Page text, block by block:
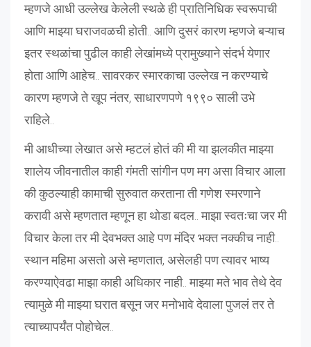
म्हणजे आधी उल्लेख केलेली स्थळे ही प्रातिनिधिक स्वरूपाची
आणि माझ्या घराजवळची होती.. आणि दुसरं कारण म्हणजे बऱ्याच
इतर स्थळांचा पुढील काही लेखांमध्ये प्रामुख्याने संदर्भ येणार
होता आणि आहेच.. सावरकर स्मारकाचा उल्लेख न करण्याचे
कारण म्हणजे ते खूप नंतर, साधारणपणे १९९० साली उभे
राहिले..
मी आधीच्या लेखात असे म्हटलं होतं की मी या झलकीत माझ्या
शालेय जीवनातील काही गंमती सांगीन पण मग असा विचार आला
की कुठल्याही कामाची सुरुवात करताना ती गणेश स्मरणाने
करावी असे म्हणतात म्हणून हा थोडा बदल.. माझा स्वतःचा जर मी
विचार केला तर मी देवभक्त आहे पण मंदिर भक्त नक्कीच नाही..
स्थान महिमा असतो असे म्हणतात, असेलही पण त्यावर भाष्य
करण्याऐवढा माझा काही अधिकार नाही.. माझ्या मते भाव तेथे देव
त्यामुळे मी माझ्या घरात बसून जर मनोभावे देवाला पुजलं तर ते
त्याच्यापर्यंत पोहोचेल..